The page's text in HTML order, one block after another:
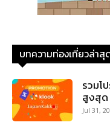
บทความท่องเที่ยวล่าสุ
รวมโ
สูงสุด
Jul 31,